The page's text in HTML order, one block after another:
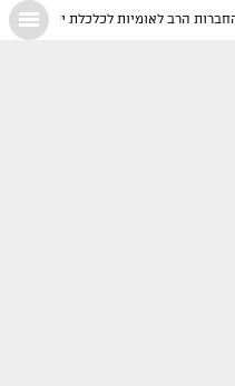
הרב לאומיות לכלכלת ישראל
X